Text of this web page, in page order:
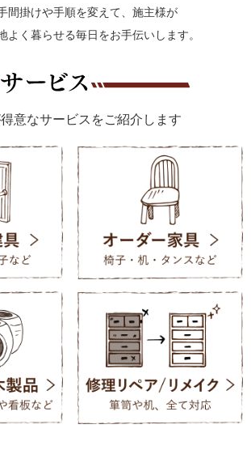
間掛けや手順を変えて、施主様が
よく暮らせる毎日をお手伝いします。
意なサービスをご紹介します